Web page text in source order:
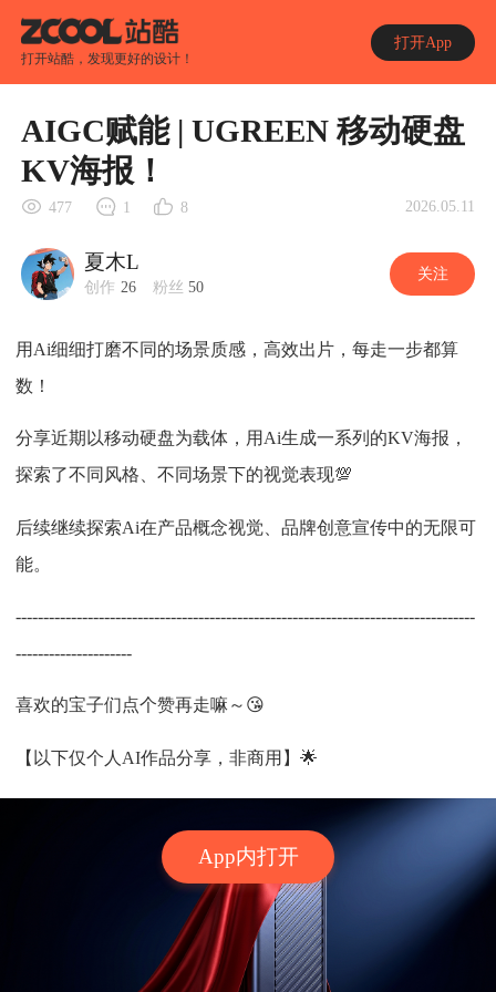
打开站酷，发现更好的设计！
打开App
App内打开
AIGC赋能 | UGREEN 移动硬盘
KV海报！
477 1 8 2026.05.11
夏木L
创作 26 粉丝 50
关注
用Ai细细打磨不同的场景质感，高效出片，每走一步都算
数！
分享近期以移动硬盘为载体，用Ai生成一系列的KV海报，
探索了不同风格、不同场景下的视觉表现💯
后续继续探索Ai在产品概念视觉、品牌创意宣传中的无限可
能。
-----------------------------------------------------------------------------------
---------------------
喜欢的宝子们点个赞再走嘛～😘
【以下仅个人AI作品分享，非商用】🌟